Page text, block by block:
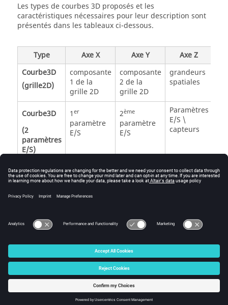
Les types de courbes 3D proposés et les
caractéristiques nécessaires pour leur description sont
présentés dans les tableaux ci-dessous.
Type Axe X Axe Y
Axe Z
Courbe3D
(grille2D)
composante
1 de la
grille 2D
composante
2 de la
grille 2D
grandeurs
spatiales
Courbe3D
(2
paramètres
E/S)
1 er
paramètre
E/S
2ème
paramètre
E/S
Paramètres
E/S \
capteurs
Courbe3D
paramètre
chemin
paramètre
E/S
grandeurs
spatiales
© 2025 Altair Engineering, Inc. All Rights Reserved.
Intellectual Property Rights Notice|Technical Support
☼